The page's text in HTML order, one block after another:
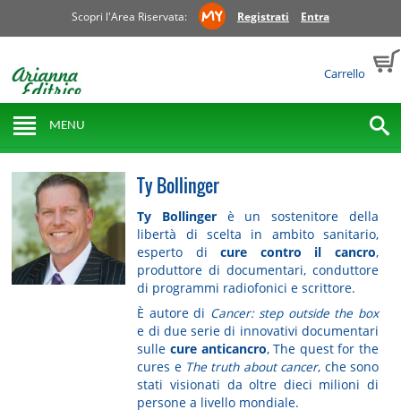
Scopri l'Area Riservata: Registrati Entra
Carrello
MENU
Ty Bollinger
Ty Bollinger è un sostenitore della
libertà di scelta in ambito sanitario,
esperto di cure contro il cancro,
produttore di documentari, conduttore
di programmi radiofonici e scrittore.
È autore di Cancer: step outside the box
e di due serie di innovativi documentari
sulle cure anticancro, The quest for the
cures e The truth about cancer, che sono
stati visionati da oltre dieci milioni di
persone a livello mondiale.